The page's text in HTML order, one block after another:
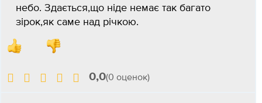
небо. Здається,що ніде немає так багато
зірок,як саме над річкою.
0,0(0 оценок)